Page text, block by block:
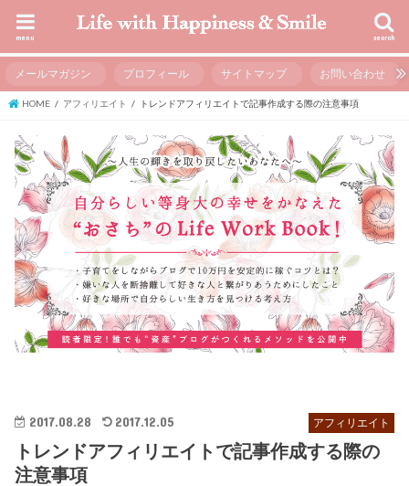
search
menu
メールマガジン プロフィール サイトマップ お問い合わせ
HOME アフィリエイト トレンドアフィリエイトで記事作成する際の注意事項
アフィリエイト
2017.08.28 2017.12.05
トレンドアフィリエイトで記事作成する際の
注意事項